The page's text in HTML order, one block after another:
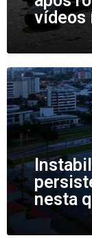
vídeos
nesta